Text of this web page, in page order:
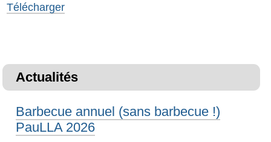
Télécharger
Actualités
Barbecue annuel (sans barbecue !)
PauLLA 2026